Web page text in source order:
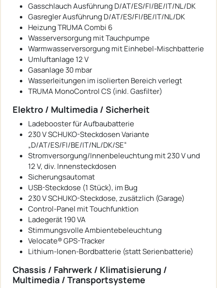
Gasschlauch Ausführung D/AT/ES/FI/BE/IT/NL/DK
Gasregler Ausführung D/AT/ES/FI/BE/IT/NL/DK
Heizung TRUMA Combi 6
Wasserversorgung mit Tauchpumpe
Warmwasserversorgung mit Einhebel-Mischbatterie
Umluftanlage 12 V
Gasanlage 30 mbar
Wasserleitungen im isolierten Bereich verlegt
TRUMA MonoControl CS (inkl. Gasfilter)
Elektro / Multimedia / Sicherheit
Ladebooster für Aufbaubatterie
230 V SCHUKO-Steckdosen Variante
„D/AT/ES/FI/BE/IT/NL/DK/SE“
Stromversorgung/Innenbeleuchtung mit 230 V und
12 V, div. Innensteckdosen
Sicherungsautomat
USB-Steckdose (1 Stück), im Bug
230 V SCHUKO-Steckdose, zusätzlich (Garage)
Control-Panel mit Touchfunktion
Ladegerät 190 VA
Stimmungsvolle Ambientebeleuchtung
Velocate® GPS-Tracker
Lithium-Ionen-Bordbatterie (statt Serienbatterie)
Chassis / Fahrwerk / Klimatisierung /
Multimedia / Transportsysteme